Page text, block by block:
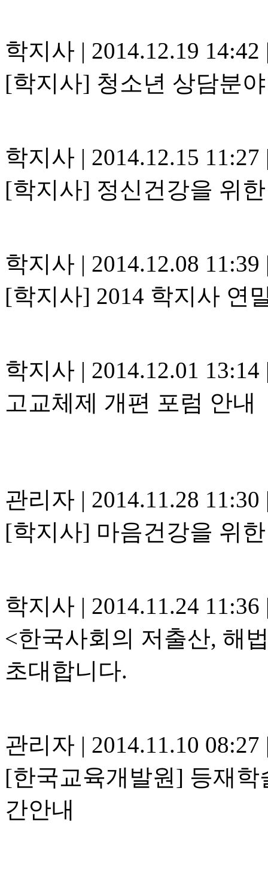
학지사 | 2014.12.19 14:42
[학지사] 청소년 상담분
학지사 | 2014.12.15 11:27
[학지사] 정신건강을 위
학지사 | 2014.12.08 11:39
[학지사] 2014 학지사 연
학지사 | 2014.12.01 13:14
고교체제 개편 포럼 안내
관리자 | 2014.11.28 11:30
[학지사] 마음건강을 위
학지사 | 2014.11.24 11:36
<한국사회의 저출산, 해
초대합니다.
관리자 | 2014.11.10 08:27
[한국교육개발원] 등재학
간안내